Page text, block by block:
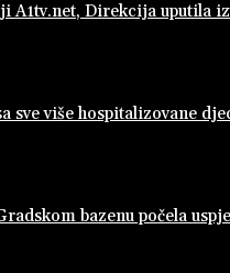
Direkcija uputila
sve više hospitalizovane
bazenu počela